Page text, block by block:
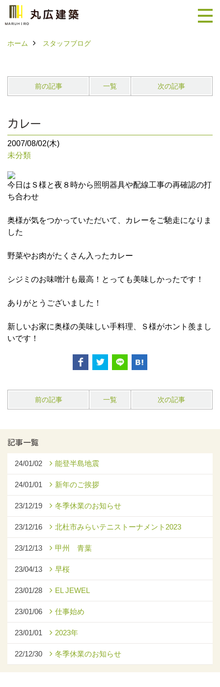
ホーム スタッフブログ
前の記事 一覧 次の記事
カレー
2007/08/02(木)
未分類
今日はＳ様と夜８時から照明器具や配線工事の再確認の打
ち合わせ
奥様が気をつかっていただいて、カレーをご馳走になりま
した
野菜やお肉がたくさん入ったカレー
シジミのお味噌汁も最高！とっても美味しかったです！
ありがとうございました！
新しいお家に奥様の美味しい手料理、Ｓ様がホント羨まし
いです！
前の記事 一覧 次の記事
記事一覧
24/01/02 能登半島地震
24/01/01 新年のご挨拶
23/12/19 冬季休業のお知らせ
23/12/16 北杜市みらいテニストーナメント2023
23/12/13 甲州 青葉
23/04/13 早桜
23/01/28 EL JEWEL
23/01/06 仕事始め
23/01/01 2023年
22/12/30 冬季休業のお知らせ